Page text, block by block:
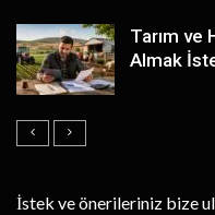
Tarım ve
Almak
İstek ve önerileriniz bize